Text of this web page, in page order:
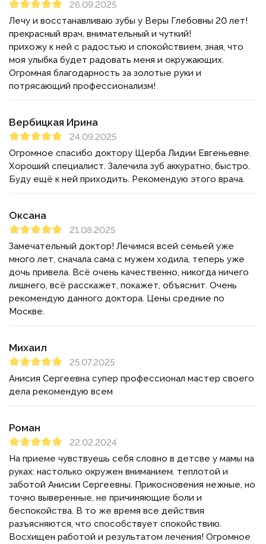
26.09.2025
Лечу и восстанавливаю зубы у Веры Глебовны 20 лет!
прекрасный врач, внимательный и чуткий!
прихожу к ней с радостью и спокойствием, зная, что
моя улыбка будет радовать меня и окружающих.
Огромная благодарность за золотые руки и
потрясающий профессионализм!
Вербицкая Ирина
24.09.2025
Огромное спасибо доктору Щерба Лидии Евгеньевне.
Хороший специалист. Залечила зуб аккуратно, быстро.
Буду ещё к ней приходить. Рекомендую этого врача.
Оксана
21.08.2025
Замечательный доктор! Лечимся всей семьей уже
много лет, сначала сама с мужем ходила, теперь уже
дочь привела. Всё очень качественно, никогда ничего
лишнего, всё расскажет, покажет, объяснит. Очень
рекомендую данного доктора. Цены средние по
Москве.
Михаил
25.07.2025
Анисия Сергеевна супер профессионал мастер своего
дела рекомендую всем
Роман
22.02.2024
На приеме чувствуешь себя словно в детсве у мамы на
руках: настолько окружен вниманием. теплотой и
заботой Анисии Сергеевны. Прикосновения нежные, но
точно выверенные, не причиняющие боли и
беспокойства. В то же время все действия
разъясняются, что способствует спокойствию.
Восхищен работой и результатом лечения! Огромное